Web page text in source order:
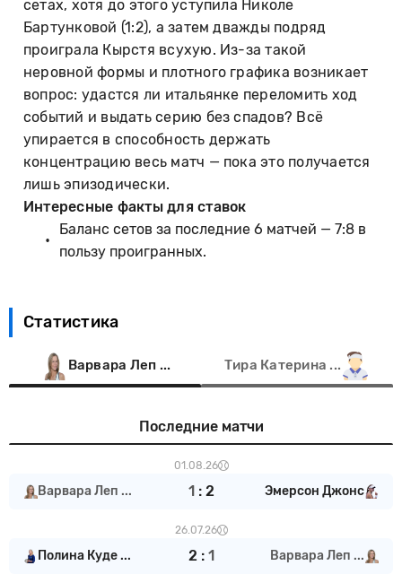
сетах, хотя до этого уступила Николе
Бартунковой (1:2), а затем дважды подряд
проиграла Кырстя всухую. Из-за такой
неровной формы и плотного графика возникает
вопрос: удастся ли итальянке переломить ход
событий и выдать серию без спадов? Всё
упирается в способность держать
концентрацию весь матч — пока это получается
лишь эпизодически.
Интересные факты для ставок
Баланс сетов за последние 6 матчей — 7:8 в
пользу проигранных.
Статистика
Варвара Леп ... Тира Катерина ...
Последние матчи
01.08.26
Варвара Леп ... 1: 2 Эмерсон Джонс
26.07.26
Полина Куде ... 2 : 1 Варвара Леп ...